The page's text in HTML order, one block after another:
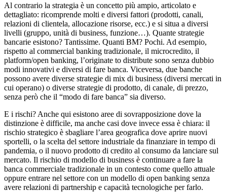
Al contrario la strategia è un concetto più ampio, articolato e
dettagliato: ricomprende molti e diversi fattori (prodotti, canali,
relazioni di clientela, allocazione risorse, ecc.) e si situa a diversi
livelli (gruppo, unità di business, funzione…). Quante strategie
bancarie esistono? Tantissime. Quanti BM? Pochi. Ad esempio,
rispetto al commercial banking tradizionale, il microcredito, il
platform/open banking, l’originate to distribute sono senza dubbio
modi innovativi e diversi di fare banca. Viceversa, due banche
possono avere diverse strategie di mix di business (diversi mercati in
cui operano) o diverse strategie di prodotto, di canale, di prezzo,
senza però che il “modo di fare banca” sia diverso.
E i rischi? Anche qui esistono aree di sovrapposizione dove la
distinzione è difficile, ma anche casi dove invece essa è chiara: il
rischio strategico è sbagliare l’area geografica dove aprire nuovi
sportelli, o la scelta del settore industriale da finanziare in tempo di
pandemia, o il nuovo prodotto di credito al consumo da lanciare sul
mercato. Il rischio di modello di business è continuare a fare la
banca commerciale tradizionale in un contesto come quello attuale
oppure entrare nel settore con un modello di open banking senza
avere relazioni di partnership e capacità tecnologiche per farlo.